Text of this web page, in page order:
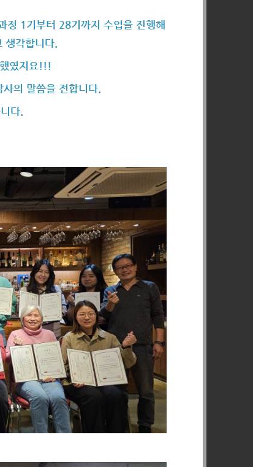
정 1기부터 28기까지 수업을 진행해
각합니다.
였지요!!!
의 말씀을 전합니다.
다.